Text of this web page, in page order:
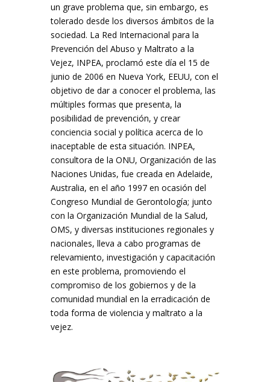
un grave problema que, sin embargo, es
tolerado desde los diversos ámbitos de la
sociedad. La Red Internacional para la
Prevención del Abuso y Maltrato a la
Vejez, INPEA, proclamó este día el 15 de
junio de 2006 en Nueva York, EEUU, con el
objetivo de dar a conocer el problema, las
múltiples formas que presenta, la
posibilidad de prevención, y crear
conciencia social y política acerca de lo
inaceptable de esta situación. INPEA,
consultora de la ONU, Organización de las
Naciones Unidas, fue creada en Adelaide,
Australia, en el año 1997 en ocasión del
Congreso Mundial de Gerontología; junto
con la Organización Mundial de la Salud,
OMS, y diversas instituciones regionales y
nacionales, lleva a cabo programas de
relevamiento, investigación y capacitación
en este problema, promoviendo el
compromiso de los gobiernos y de la
comunidad mundial en la erradicación de
toda forma de violencia y maltrato a la
vejez.